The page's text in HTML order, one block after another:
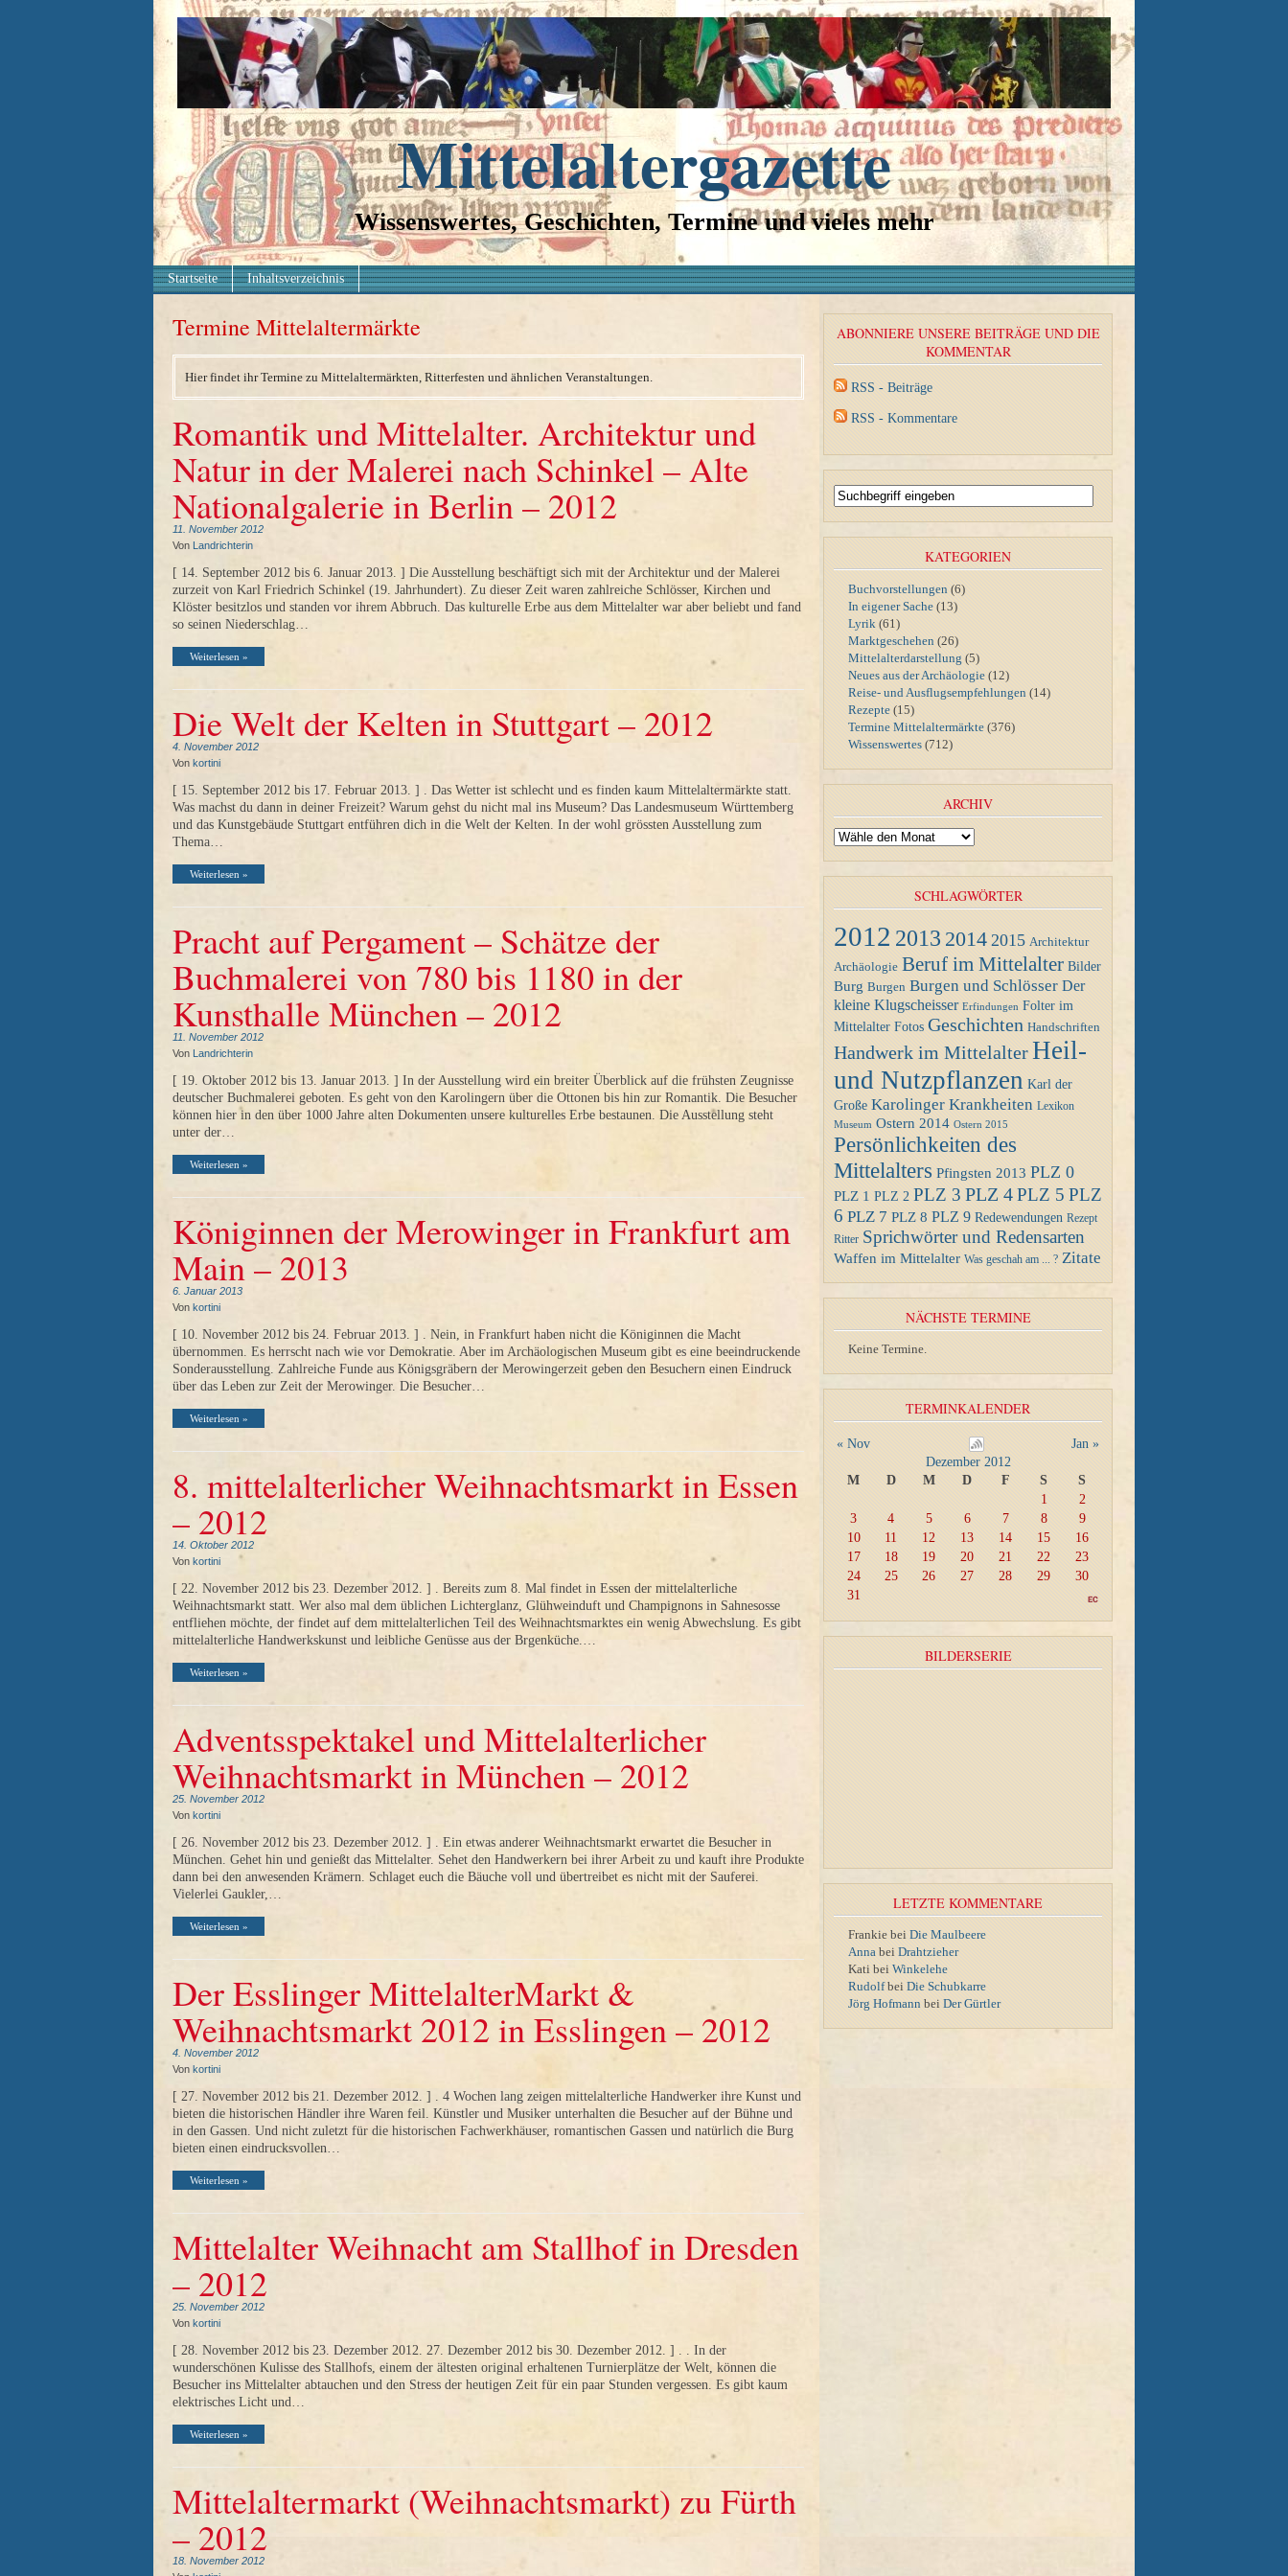
Mittelaltergazette
Wissenswertes, Geschichten, Termine und vieles mehr
Startseite Inhaltsverzeichnis
Termine Mittelaltermärkte
Hier findet ihr Termine zu Mittelaltermärkten, Ritterfesten und ähnlichen Veranstaltungen.
Romantik und Mittelalter. Architektur und
Natur in der Malerei nach Schinkel – Alte
Nationalgalerie in Berlin – 2012
11. November 2012
Von Landrichterin
[ 14. September 2012 bis 6. Januar 2013. ] Die Ausstellung beschäftigt sich mit der Architektur und der Malerei
zurzeit von Karl Friedrich Schinkel (19. Jahrhundert). Zu dieser Zeit waren zahlreiche Schlösser, Kirchen und
Klöster besitzlos und standen vor ihrem Abbruch. Das kulturelle Erbe aus dem Mittelalter war aber beliebt und fand
so seinen Niederschlag…
Weiterlesen »
Die Welt der Kelten in Stuttgart – 2012
4. November 2012
Von kortini
[ 15. September 2012 bis 17. Februar 2013. ] . Das Wetter ist schlecht und es finden kaum Mittelaltermärkte statt.
Was machst du dann in deiner Freizeit? Warum gehst du nicht mal ins Museum? Das Landesmuseum Württemberg
und das Kunstgebäude Stuttgart entführen dich in die Welt der Kelten. In der wohl grössten Ausstellung zum
Thema…
Weiterlesen »
Pracht auf Pergament – Schätze der
Buchmalerei von 780 bis 1180 in der
Kunsthalle München – 2012
11. November 2012
Von Landrichterin
[ 19. Oktober 2012 bis 13. Januar 2013. ] In der Ausstellung wird ein breiter Überblick auf die frühsten Zeugnisse
deutscher Buchmalerei geboten. Es geht von den Karolingern über die Ottonen bis hin zur Romantik. Die Besucher
können hier in den über 1000 Jahre alten Dokumenten unsere kulturelles Erbe bestaunen. Die Ausstellung steht
unter der…
Weiterlesen »
Königinnen der Merowinger in Frankfurt am
Main – 2013
6. Januar 2013
Von kortini
[ 10. November 2012 bis 24. Februar 2013. ] . Nein, in Frankfurt haben nicht die Königinnen die Macht
übernommen. Es herrscht nach wie vor Demokratie. Aber im Archäologischen Museum gibt es eine beeindruckende
Sonderausstellung. Zahlreiche Funde aus Königsgräbern der Merowingerzeit geben den Besuchern einen Eindruck
über das Leben zur Zeit der Merowinger. Die Besucher…
Weiterlesen »
8. mittelalterlicher Weihnachtsmarkt in Essen
– 2012
14. Oktober 2012
Von kortini
[ 22. November 2012 bis 23. Dezember 2012. ] . Bereits zum 8. Mal findet in Essen der mittelalterliche
Weihnachtsmarkt statt. Wer also mal dem üblichen Lichterglanz, Glühweinduft und Champignons in Sahnesosse
entfliehen möchte, der findet auf dem mittelalterlichen Teil des Weihnachtsmarktes ein wenig Abwechslung. Es gibt
mittelalterliche Handwerkskunst und leibliche Genüsse aus der Brgenküche.…
Weiterlesen »
Adventsspektakel und Mittelalterlicher
Weihnachtsmarkt in München – 2012
25. November 2012
Von kortini
[ 26. November 2012 bis 23. Dezember 2012. ] . Ein etwas anderer Weihnachtsmarkt erwartet die Besucher in
München. Gehet hin und genießt das Mittelalter. Sehet den Handwerkern bei ihrer Arbeit zu und kauft ihre Produkte
dann bei den anwesenden Krämern. Schlaget euch die Bäuche voll und übertreibet es nicht mit der Sauferei.
Vielerlei Gaukler,…
Weiterlesen »
Der Esslinger MittelalterMarkt &
Weihnachtsmarkt 2012 in Esslingen – 2012
4. November 2012
Von kortini
[ 27. November 2012 bis 21. Dezember 2012. ] . 4 Wochen lang zeigen mittelalterliche Handwerker ihre Kunst und
bieten die historischen Händler ihre Waren feil. Künstler und Musiker unterhalten die Besucher auf der Bühne und
in den Gassen. Und nicht zuletzt für die historischen Fachwerkhäuser, romantischen Gassen und natürlich die Burg
bieten einen eindrucksvollen…
Weiterlesen »
Mittelalter Weihnacht am Stallhof in Dresden
– 2012
25. November 2012
Von kortini
[ 28. November 2012 bis 23. Dezember 2012. 27. Dezember 2012 bis 30. Dezember 2012. ] . . In der
wunderschönen Kulisse des Stallhofs, einem der ältesten original erhaltenen Turnierplätze der Welt, können die
Besucher ins Mittelalter abtauchen und den Stress der heutigen Zeit für ein paar Stunden vergessen. Es gibt kaum
elektrisches Licht und…
Weiterlesen »
Mittelaltermarkt (Weihnachtsmarkt) zu Fürth
– 2012
18. November 2012
ABONNIERE UNSERE BEITRÄGE UND DIE
KOMMENTAR
RSS - Beiträge
RSS - Kommentare
KATEGORIEN
Buchvorstellungen (6)
In eigener Sache (13)
Lyrik (61)
Marktgeschehen (26)
Mittelalterdarstellung (5)
Neues aus der Archäologie (12)
Reise- und Ausflugsempfehlungen (14)
Rezepte (15)
Termine Mittelaltermärkte (376)
Wissenswertes (712)
ARCHIV
SCHLAGWÖRTER
2012 2013 2014 2015 Architektur
Archäologie Beruf im Mittelalter Bilder
Burg Burgen Burgen und Schlösser Der
kleine Klugscheisser Erfindungen Folter im
Mittelalter Fotos Geschichten Handschriften
Handwerk im MittelalterHeil-
und Nutzpflanzen Karl der
Große Karolinger Krankheiten Lexikon
Museum Ostern 2014 Ostern 2015
Persönlichkeiten des
Mittelalters Pfingsten 2013 PLZ 0
PLZ 1 PLZ 2 PLZ 3 PLZ 4PLZ 5 PLZ
6 PLZ 7 PLZ 8 PLZ 9 Redewendungen Rezept
Ritter Sprichwörter und Redensarten
Waffen im Mittelalter Was geschah am ... ? Zitate
NÄCHSTE TERMINE
Keine Termine.
TERMINKALENDER
« Nov
Jan »
Dezember 2012
M
D M D F S
S
1
2
3
4 5 6 7 8
9
10
11 12 13 14 15
16
17
18 19 20 21 22
23
24
25 26 27 28 29
30
31
BILDERSERIE
LETZTE KOMMENTARE
Frankie bei Die Maulbeere
Anna bei Drahtzieher
Kati bei Winkelehe
Rudolfbei Die Schubkarre
Jörg Hofmann bei Der Gürtler